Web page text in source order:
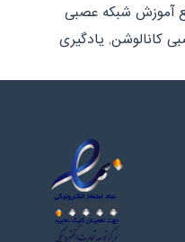
آموزش شبکه عصبی
کانالوشن, یادگیری